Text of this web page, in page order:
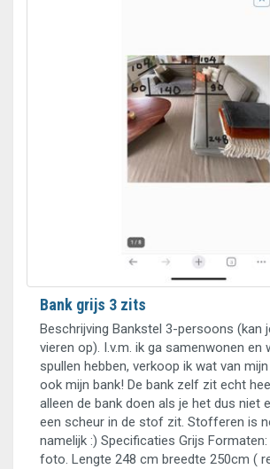
Bank grijs 3 zits
Beschrijving Bankstel 3-persoons (kan
vieren op). I.v.m. ik ga samenwonen en
spullen hebben, verkoop ik wat van
ook mijn bank! De bank zelf zit echt
alleen de bank doen als je het dus niet
een scheur in de stof zit. Stofferen is
namelijk :) Specificaties Grijs
foto. Lengte 248 cm breedte 250cm (